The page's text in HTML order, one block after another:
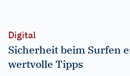
Digital
Sicherheit beim Surfen
wertvolle Tipps